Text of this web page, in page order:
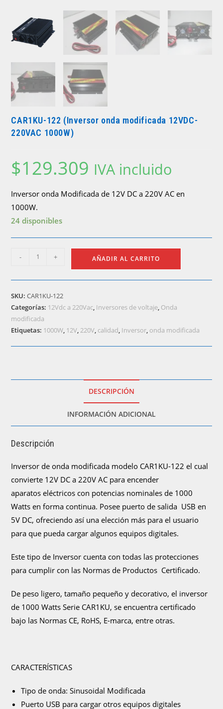
CAR1KU-122 (Inversor onda modificada 12VDC-
220VAC 1000W)
$129.309 IVA incluido
Inversor onda Modificada de 12V DC a 220V AC en
1000W.
24 disponibles
- + AÑADIR AL CARRITO
SKU:CAR1KU-122
Categorías: 12Vdc a 220Vac Inversores de voltaje Onda
modificada
Etiquetas: 1000W 12V 220V calidad Inversor onda modificada
DESCRIPCIÓN
INFORMACIÓN ADICIONAL
Descripción
Inversor de onda modificada modelo CAR1KU-122 el cual
convierte 12V DC a 220V AC para encender
aparatos eléctricos con potencias nominales de 1000
Watts en forma continua. Posee puerto de salida USB en
5V DC, ofreciendo así una elección más para el usuario
para que pueda cargar algunos equipos digitales.
Este tipo de Inversor cuenta con todas las protecciones
para cumplir con las Normas de Productos Certificado.
De peso ligero, tamaño pequeño y decorativo, el inversor
de 1000 Watts Serie CAR1KU, se encuentra certificado
bajo las Normas CE, RoHS, E-marca, entre otras.
CARACTERÍSTICAS
Tipo de onda: Sinusoidal Modificada
Puerto USB para cargar otros equipos digitales